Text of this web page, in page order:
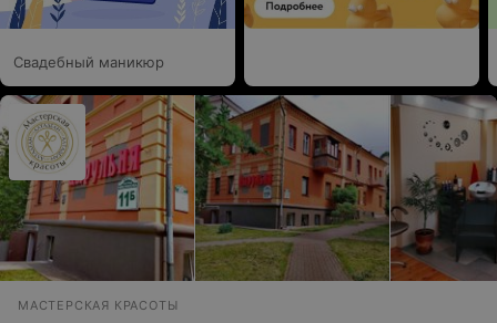
Свадебный маникюр
МАСТЕРСКАЯ КРАСОТЫ